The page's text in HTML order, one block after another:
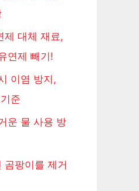
제 대체 재료,
연제 빼기!
이염 방지,
준
운 물 사용 방
곰팡이를 제거